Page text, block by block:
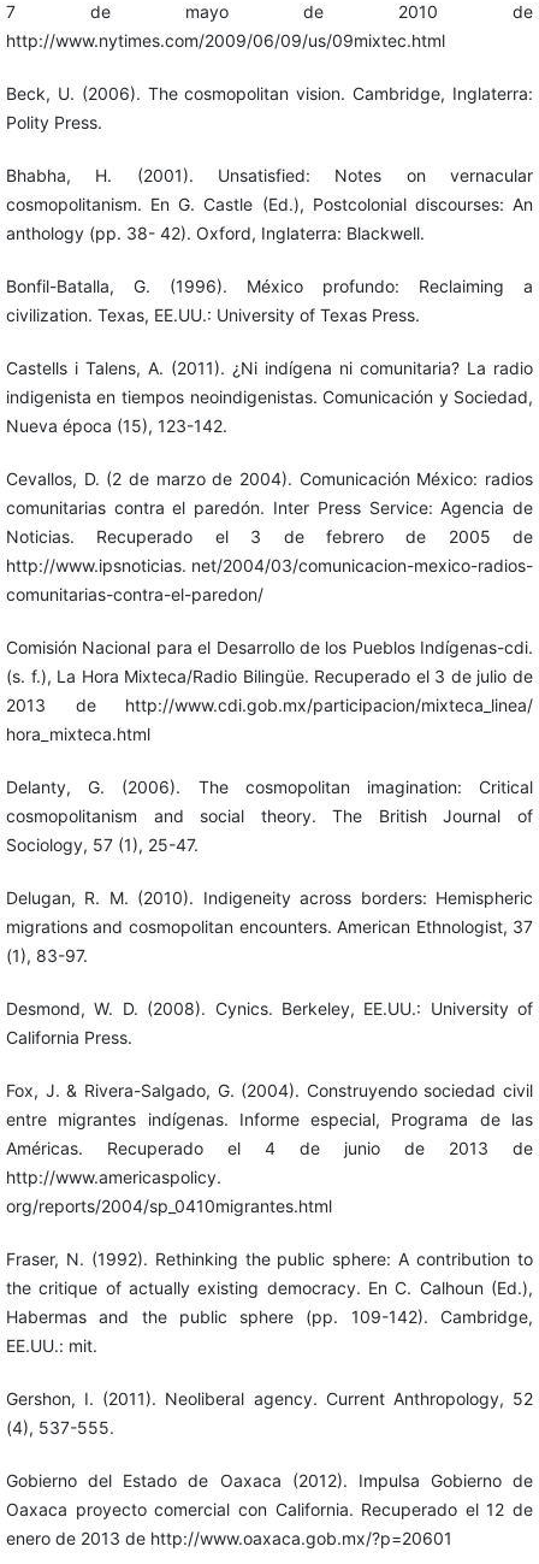
7 de mayo de 2010 de
http://www.nytimes.com/2009/06/09/us/09mixtec.html
Beck, U. (2006). The cosmopolitan vision. Cambridge, Inglaterra:
Polity Press.
Bhabha, H. (2001). Unsatisfied: Notes on vernacular
cosmopolitanism. En G. Castle (Ed.), Postcolonial discourses: An
anthology (pp. 38- 42). Oxford, Inglaterra: Blackwell.
Bonfil-Batalla, G. (1996). México profundo: Reclaiming a
civilization. Texas, EE.UU.: University of Texas Press.
Castells i Talens, A. (2011). ¿Ni indígena ni comunitaria? La radio
indigenista en tiempos neoindigenistas. Comunicación y Sociedad,
Nueva época (15), 123-142.
Cevallos, D. (2 de marzo de 2004). Comunicación México: radios
comunitarias contra el paredón. Inter Press Service: Agencia de
Noticias. Recuperado el 3 de febrero de 2005 de
http://www.ipsnoticias. net/2004/03/comunicacion-mexico-radios-
comunitarias-contra-el-paredon/
Comisión Nacional para el Desarrollo de los Pueblos Indígenas-cdi.
(s. f.), La Hora Mixteca/Radio Bilingüe. Recuperado el 3 de julio de
2013 de http://www.cdi.gob.mx/participacion/mixteca_linea/
hora_mixteca.html
Delanty, G. (2006). The cosmopolitan imagination: Critical
cosmopolitanism and social theory. The British Journal of
Sociology, 57 (1), 25-47.
Delugan, R. M. (2010). Indigeneity across borders: Hemispheric
migrations and cosmopolitan encounters. American Ethnologist, 37
(1), 83-97.
Desmond, W. D. (2008). Cynics. Berkeley, EE.UU.: University of
California Press.
Fox, J. & Rivera-Salgado, G. (2004). Construyendo sociedad civil
entre migrantes indígenas. Informe especial, Programa de las
Américas. Recuperado el 4 de junio de 2013 de
http://www.americaspolicy.
org/reports/2004/sp_0410migrantes.html
Fraser, N. (1992). Rethinking the public sphere: A contribution to
the critique of actually existing democracy. En C. Calhoun (Ed.),
Habermas and the public sphere (pp. 109-142). Cambridge,
EE.UU.: mit.
Gershon, I. (2011). Neoliberal agency. Current Anthropology, 52
(4), 537-555.
Gobierno del Estado de Oaxaca (2012). Impulsa Gobierno de
Oaxaca proyecto comercial con California. Recuperado el 12 de
enero de 2013 de http://www.oaxaca.gob.mx/?p=20601